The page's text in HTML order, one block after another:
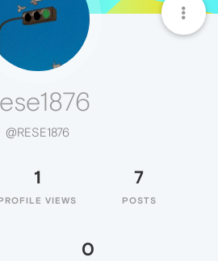
@RESE1876
1
VIEWS
7
POSTS
0